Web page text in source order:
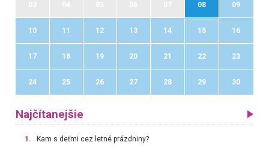
08 09
10 11 12 13 14 15 16
17 18 19 20 21 22 23
24 25 26 27 28 29 30
Najčítanejšie
1. Kam s deťmi cez letné prázdniny?